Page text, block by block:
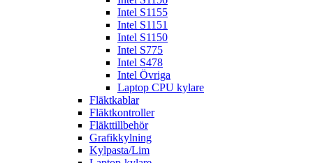
Intel S1155
Intel S1151
Intel S1150
Intel S775
Intel S478
Intel Övriga
Laptop CPU kylare
Fläktkablar
Fläktkontroller
Fläkttillbehör
Grafikkylning
Kylpasta/Lim